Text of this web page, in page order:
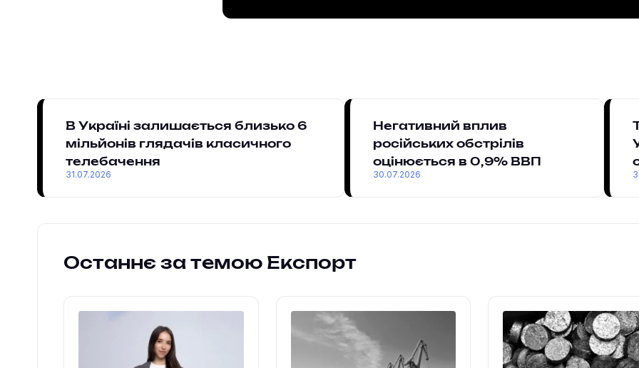
В Україні залишається близько 6
мільйонів глядачів класичного
телебачення
31.07.2026
Негативний вплив
російських обстрілів
оцінюється в 0,9% ВВП
30.07.2026
Останнє за темою Експорт